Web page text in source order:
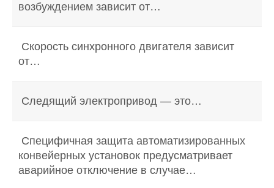
возбуждением зависит от…
Скорость синхронного двигателя зависит
от…
Следящий электропривод — это…
Специфичная защита автоматизированных
конвейерных установок предусматривает
аварийное отключение в случае…